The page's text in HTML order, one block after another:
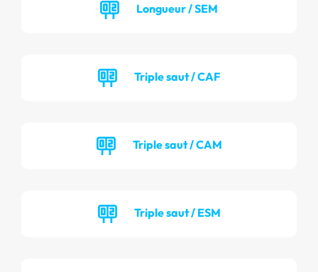
Longueur / SEM
Triple saut / CAF
Triple saut / CAM
Triple saut / ESM